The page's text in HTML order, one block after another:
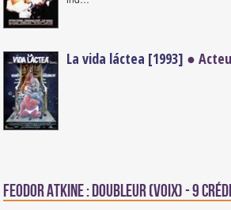
La vida láctea [1993] ●
Feodor Atkine : Doubleur (voix) - 9